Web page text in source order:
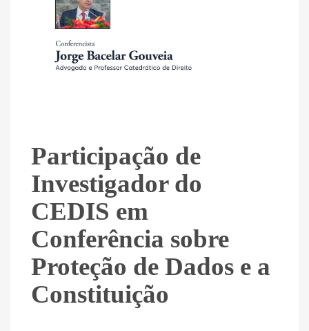
Participação de
Investigador do
CEDIS em
Conferência sobre
Proteção de Dados e a
Constituição